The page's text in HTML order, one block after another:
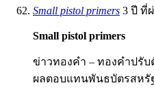
Small pistol primers 3 ปี ที่
Small pistol primers
ข่าวทองคำ – ทองคำปรั
ผลตอบแทนพันธบัตรสหรั